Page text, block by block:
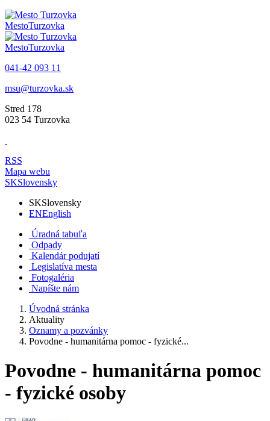
MestoTurzovka
MestoTurzovka
041-42 093 11
msu@turzovka.sk
Stred 178
023 54 Turzovka
RSS
Mapa webu
SKSlovensky
SKSlovensky
ENEnglish
Úradná tabuľa
Odpady
Kalendár podujatí
Legislatíva mesta
Fotogaléria
Napíšte nám
Úvodná stránka
Aktuality
Oznamy a pozvánky
Povodne - humanitárna pomoc - fyzické...
Povodne - humanitárna pomoc
- fyzické osoby